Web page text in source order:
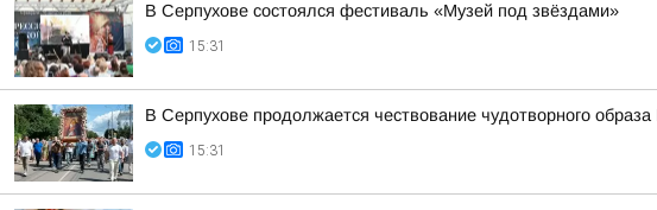
В Серпухове состоялся фестиваль «Музей под звёздами»
15:31
В Серпухове продолжается чествование чудотворного
15:31